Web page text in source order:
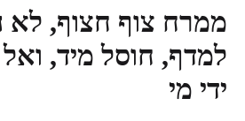
ממרח צוף חצוף, לא
למדף, חוסל מיד,
ידי מי